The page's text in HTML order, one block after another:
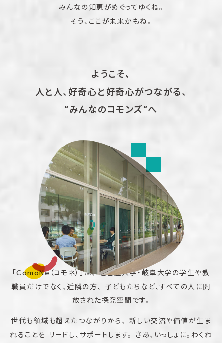
みんなの知恵がめぐってゆくね。
そう、ここが未来かもね。
ようこそ、
人と人、好奇心と好奇心がつながる、
“みんなのコモンズ”へ
「ComoNe（コモネ）」は、名古屋大学・岐阜大学の学生や教
職員だけでなく、近隣の方、 子どもたちなど、すべての人に開
放された探究空間です。
世代も領域も超えたつながりから、 新しい交流や価値が生ま
れることを リードし、サポートします。 さあ、いっしょに。わくわ